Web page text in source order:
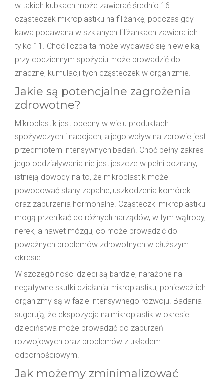
w takich kubkach może zawierać średnio 16
cząsteczek mikroplastiku na filiżankę, podczas gdy
kawa podawana w szklanych filiżankach zawiera ich
tylko 11. Choć liczba ta może wydawać się niewielka,
przy codziennym spożyciu może prowadzić do
znacznej kumulacji tych cząsteczek w organizmie.
Jakie są potencjalne zagrożenia
zdrowotne?
Mikroplastik jest obecny w wielu produktach
spożywczych i napojach, a jego wpływ na zdrowie jest
przedmiotem intensywnych badań. Choć pełny zakres
jego oddziaływania nie jest jeszcze w pełni poznany,
istnieją dowody na to, że mikroplastik może
powodować stany zapalne, uszkodzenia komórek
oraz zaburzenia hormonalne. Cząsteczki mikroplastiku
mogą przenikać do różnych narządów, w tym wątroby,
nerek, a nawet mózgu, co może prowadzić do
poważnych problemów zdrowotnych w dłuższym
okresie.
W szczególności dzieci są bardziej narażone na
negatywne skutki działania mikroplastiku, ponieważ ich
organizmy są w fazie intensywnego rozwoju. Badania
sugerują, że ekspozycja na mikroplastik w okresie
dzieciństwa może prowadzić do zaburzeń
rozwojowych oraz problemów z układem
odpornościowym.
Jak możemy zminimalizować